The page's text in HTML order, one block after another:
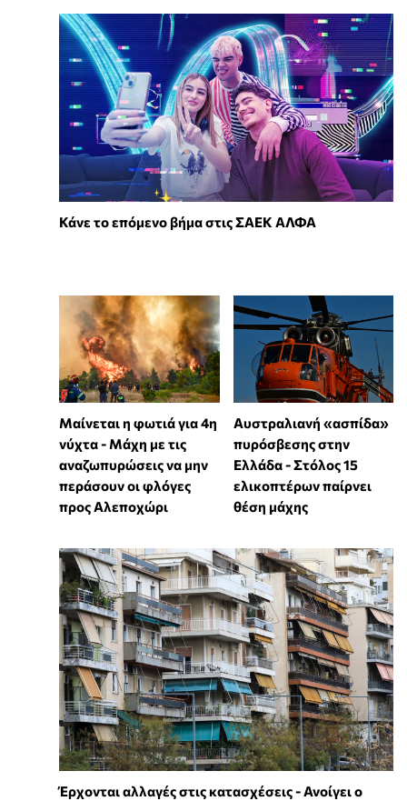
Κάνε το επόμενο βήμα στις ΣΑΕΚ ΑΛΦΑ
Μαίνεται η φωτιά για 4η
νύχτα - Μάχη με τις
αναζωπυρώσεις να μην
περάσουν οι φλόγες
προς Αλεποχώρι
Αυστραλιανή «ασπίδα»
πυρόσβεσης στην
Ελλάδα - Στόλος 15
ελικοπτέρων παίρνει
θέση μάχης
Έρχονται αλλαγές στις κατασχέσεις - Ανοίγει ο